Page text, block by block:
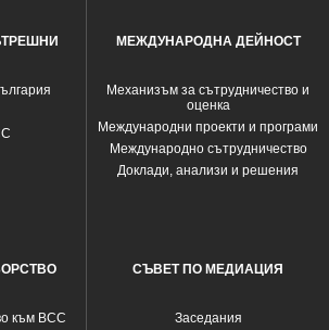
МЕЖДУНАРОДНА ДЕЙНОСТ
Механизъм за сътрудничество и
оценка
Международни проекти и програми
Международно сътрудничество
Доклади, анализи и решения
към ВСС
СЪВЕТ ПО МЕДИАЦИЯ
Заседания